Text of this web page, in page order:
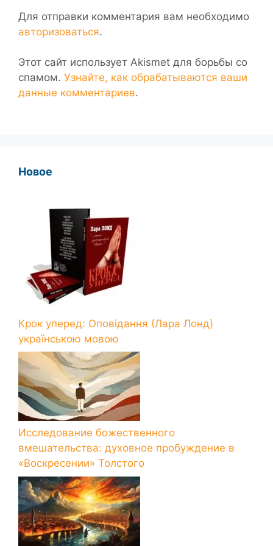
Для отправки комментария вам необходимо
авторизоваться.
Этот сайт использует Akismet для борьбы со
спамом. Узнайте, как обрабатываются ваши
данные комментариев.
Новое
Крок уперед: Оповідання (Лара Лонд)
українською мовою
Исследование божественного
вмешательства: духовное пробуждение в
«Воскресении» Толстого